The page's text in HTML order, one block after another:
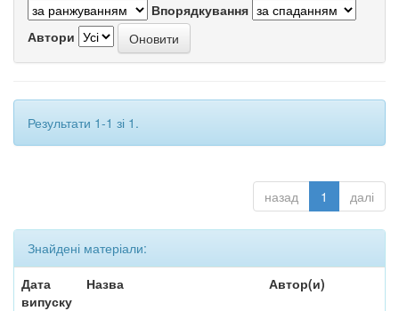
Впорядкування
Автори
Результати 1-1 зі 1.
назад 1 далі
Знайдені матеріали:
Дата
випуску
Назва Автор(и)